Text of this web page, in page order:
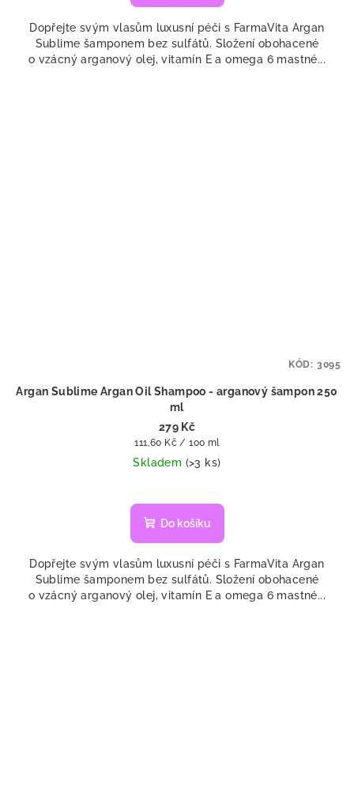
z
5
hvězdiček.
Dopřejte svým vlasům luxusní péči s FarmaVita Argan
Sublime šamponem bez sulfátů. Složení obohacené
o vzácný arganový olej, vitamín E a omega 6 mastné...
Argan Sublime Argan Oil Shampoo - arganový šampon 250
ml
279 Kč
Měrná
cena:
111,60 Kč / 100 ml
Skladem (>3 ks)
hodnocení
produktu
z
5
hvězdiček.
Do košíku
Dopřejte svým vlasům luxusní péči s FarmaVita Argan
Sublime šamponem bez sulfátů. Složení obohacené
o vzácný arganový olej, vitamín E a omega 6 mastné...
KÓD: 3095